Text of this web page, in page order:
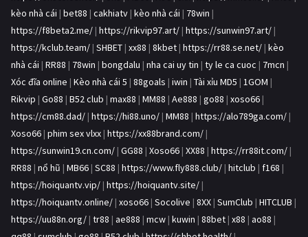
kèo nhà cái | bet88 | cakhiatv | kèo nhà cái | 78win |
https://f8beta2.me/ | https://rikvip97.art/ | https://sunwin97.art/ |
https://kclub.team/ | SHBET | xx88 | 8kbet | https://rr88.se.net/ | kèo
nhà cái | RR88 | 78win | bongdalu | nha cai uy tin | ty le ca cuoc | 7mcn |
Xóc đĩa online | Kèo nhà cái 5 | 88goals | iwin | Tài xỉu MD5 | 1GOM |
Rikvip | Go88 | B52 club | max88 | MM88 | Ae888 | go88 | xoso66 |
https://cm88.dad/ | https://hi88.uno/ | MM88 | https://alo789ga.com/ |
Xoso66 | phim sex vlxx | https://xx88brand.com/ |
https://sunwin19.cn.com/ | GG88 | Xoso66 | XX88 | https://rr88it.com/ |
RR88 | nổ hũ | MB66 | SC88 | https://www.fly888.club/ | hitclub | f168 |
https://hoiquantv.vip/ | https://hoiquantv.site/ |
https://hoiquantv.online/ | xoso66 | Socolive | 8XX | SumClub | HITCLUB |
https://uu88n.org/ | tr88 | ae888 | mcw | kuwin | 88bet | x88 | ao88 |